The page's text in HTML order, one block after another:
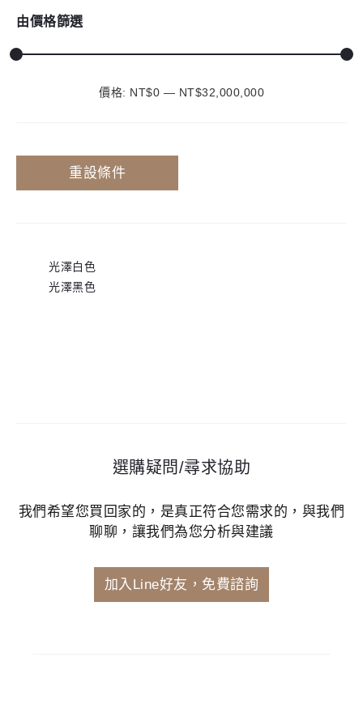
由價格篩選
最
最
價格: NT$0 — NT$32,000,000
重設條件
光澤白色
光澤黑色
選購疑問/尋求協助
我們希望您買回家的，是真正符合您需求的，與我們
聊聊，讓我們為您分析與建議
加入Line好友，免費諮詢